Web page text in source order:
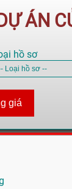
ÁN
hồ sơ
giá